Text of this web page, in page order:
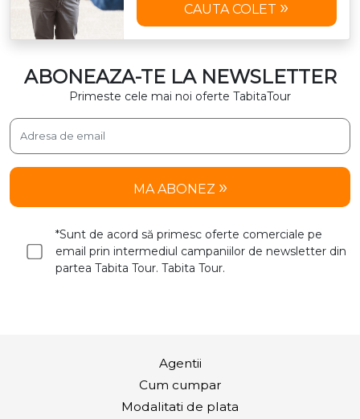
CAUTA COLET
ABONEAZA-TE LA NEWSLETTER
Primeste cele mai noi oferte TabitaTour
MA ABONEZ
*Sunt de acord să primesc oferte comerciale pe
email prin intermediul campaniilor de newsletter din
partea Tabita Tour. Tabita Tour.
Agentii
Cum cumpar
Modalitati de plata